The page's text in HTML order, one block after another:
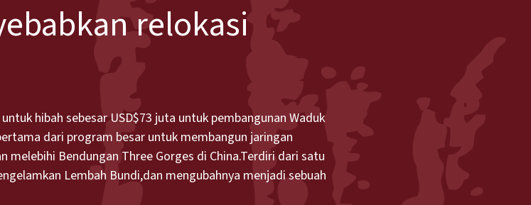
relokasi
hibah sebesar USD$73 juta untuk pembangunan Waduk
dari program besar untuk membangun jaringan
Bendungan Three Gorges di China.Terdiri dari satu
Lembah Bundi,dan mengubahnya menjadi sebuah